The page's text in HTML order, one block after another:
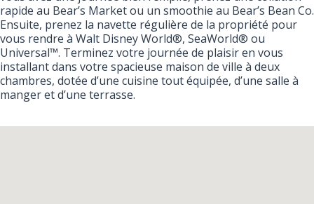
rapide au Bear’s Market ou un smoothie au Bear’s Bean Co.
Ensuite, prenez la navette régulière de la propriété pour
vous rendre à Walt Disney World®, SeaWorld® ou
Universal™. Terminez votre journée de plaisir en vous
installant dans votre spacieuse maison de ville à deux
chambres, dotée d’une cuisine tout équipée, d’une salle à
manger et d’une terrasse.